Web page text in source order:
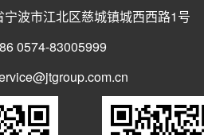
波市江北区慈城镇城西西路1号
0574-83005999